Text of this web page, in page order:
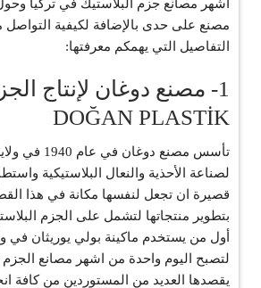
اشهر مصانع جزم البلاستيك في تركيا
مصنع على حدى بالإضافة لكيفية التواصل
التفاصيل التي يهمكم معرفتها:
1- مصنع دوغان لإنتاج
DOĞAN PLASTİK
تأسس مصنع
لصناعة الأحذية والنعال البلاستيكية
قصيرة ان تجعل لنفسها مكانة في هذا
بتطوير منتجاتها لتشمل على الجزم
أول من يستخدم ماكينة بولي يوريثان في
لتصبح اليوم واحدة من اشهر مصانع الجزم
يقصدها العديد من المستوردين من كافة